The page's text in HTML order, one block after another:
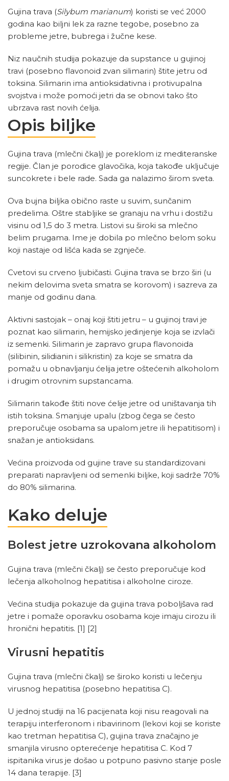
Gujina trava (Silybum marianum) koristi se već 2000
godina kao biljni lek za razne tegobe, posebno za
probleme jetre, bubrega i žučne kese.
Niz naučnih studija pokazuje da supstance u gujinoj
travi (posebno flavonoid zvan silimarin) štite jetru od
toksina. Silimarin ima antioksidativna i protivupalna
svojstva i može pomoći jetri da se obnovi tako što
ubrzava rast novih ćelija.
Opis biljke
Gujina trava (mlečni čkalj) je poreklom iz mediteranske
regije. Član je porodice glavočika, koja takođe uključuje
suncokrete i bele rade. Sada ga nalazimo širom sveta.
Ova bujna biljka obično raste u suvim, sunčanim
predelima. Oštre stabljike se granaju na vrhu i dostižu
visinu od 1,5 do 3 metra. Listovi su široki sa mlečno
belim prugama. Ime je dobila po mlečno belom soku
koji nastaje od lišća kada se zgnječe.
Cvetovi su crveno ljubičasti. Gujina trava se brzo širi (u
nekim delovima sveta smatra se korovom) i sazreva za
manje od godinu dana.
Aktivni sastojak – onaj koji štiti jetru – u gujinoj travi je
poznat kao silimarin, hemijsko jedinjenje koja se izvlači
iz semenki. Silimarin je zapravo grupa flavonoida
(silibinin, silidianin i silikristin) za koje se smatra da
pomažu u obnavljanju ćelija jetre oštećenih alkoholom
i drugim otrovnim supstancama.
Silimarin takođe štiti nove ćelije jetre od uništavanja tih
istih toksina. Smanjuje upalu (zbog čega se često
preporučuje osobama sa upalom jetre ili hepatitisom) i
snažan je antioksidans.
Većina proizvoda od gujine trave su standardizovani
preparati napravljeni od semenki biljke, koji sadrže 70%
do 80% silimarina.
Kako deluje
Bolest jetre uzrokovana alkoholom
Gujina trava (mlečni čkalj) se često preporučuje kod
lečenja alkoholnog hepatitisa i alkoholne ciroze.
Većina studija pokazuje da gujina trava poboljšava rad
jetre i pomaže oporavku osobama koje imaju cirozu ili
hronični hepatitis. [1] [2]
Virusni hepatitis
Gujina trava (mlečni čkalj) se široko koristi u lečenju
virusnog hepatitisa (posebno hepatitisa C).
U jednoj studiji na 16 pacijenata koji nisu reagovali na
terapiju interferonom i ribavirinom (lekovi koji se koriste
kao tretman hepatitisa C), gujina trava značajno je
smanjila virusno opterećenje hepatitisa C. Kod 7
ispitanika virus je došao u potpuno pasivno stanje posle
14 dana terapije. [3]